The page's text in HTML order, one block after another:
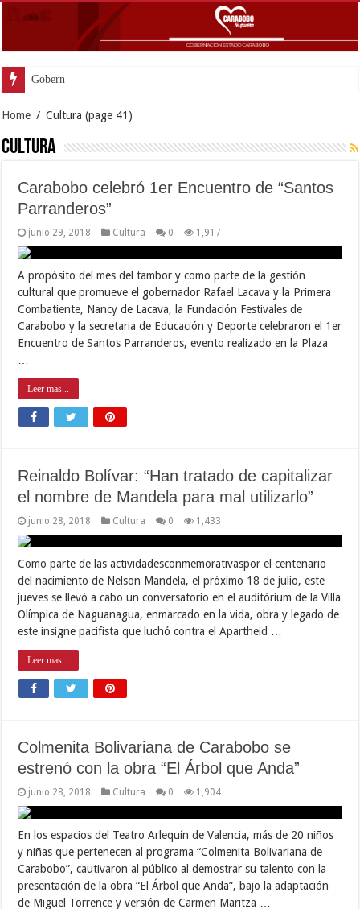
Gobernador Lacava y alcaldesa Rier
Home / Cultura (page 41)
Cultura
Carabobo celebró 1er Encuentro de “Santos
Parranderos”
junio 29, 2018 Cultura 0 1,917
A propósito del mes del tambor y como parte de la gestión
cultural que promueve el gobernador Rafael Lacava y la Primera
Combatiente, Nancy de Lacava, la Fundación Festivales de
Carabobo y la secretaria de Educación y Deporte celebraron el 1er
Encuentro de Santos Parranderos, evento realizado en la Plaza
Leer mas...
Reinaldo Bolívar: “Han tratado de capitalizar
el nombre de Mandela para mal utilizarlo”
junio 28, 2018 Cultura 0 1,433
Como parte de las actividadesconmemorativaspor el centenario
del nacimiento de Nelson Mandela, el próximo 18 de julio, este
jueves se llevó a cabo un conversatorio en el auditórium de la Villa
Olímpica de Naguanagua, enmarcado en la vida, obra y legado de
este insigne pacifista que luchó contra el Apartheid …
Leer mas...
Colmenita Bolivariana de Carabobo se
estrenó con la obra “El Árbol que Anda”
junio 28, 2018 Cultura 0 1,904
En los espacios del Teatro Arlequín de Valencia, más de 20 niños
y niñas que pertenecen al programa “Colmenita Bolivariana de
Carabobo”, cautivaron al público al demostrar su talento con la
presentación de la obra “El Árbol que Anda”, bajo la adaptación
de Miguel Torrence y versión de Carmen Maritza …